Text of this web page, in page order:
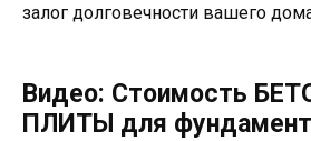
залог долговечности вашего
Видео: Стоимость
ПЛИТЫ для